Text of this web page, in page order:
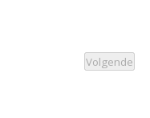
Volgende